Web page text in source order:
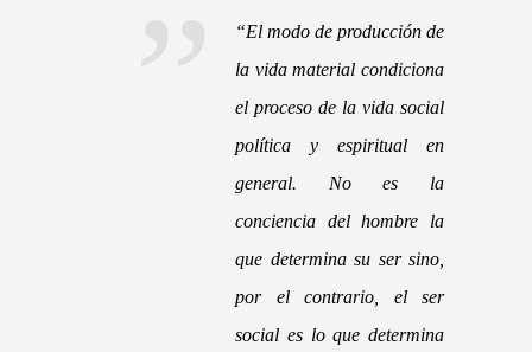
“El modo de producción de
la vida material condiciona
el proceso de la vida social
política y espiritual en
general. No es la
conciencia del hombre la
que determina su ser sino,
por el contrario, el ser
social es lo que determina